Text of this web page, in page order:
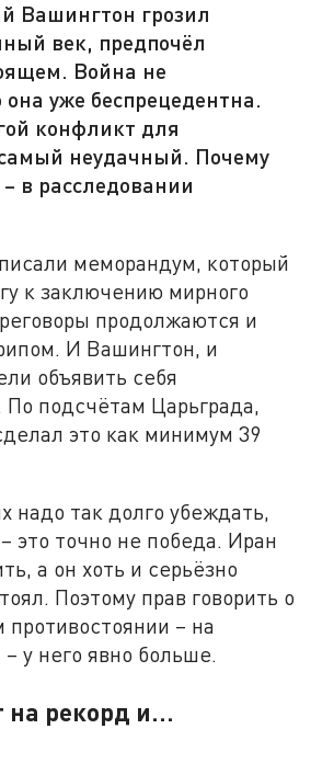
Вашингтон грозил
век, предпочёл
Война не
уже беспрецедентна.
конфликт для
неудачный. Почему
в расследовании
меморандум, который
к заключению мирного
продолжаются и
И Вашингтон, и
объявить себя
подсчётам Царьграда,
это как минимум 39
надо так долго убеждать,
это точно не победа. Иран
а он хоть и серьёзно
Поэтому прав говорить о
– на
у него явно больше.
на рекорд и…